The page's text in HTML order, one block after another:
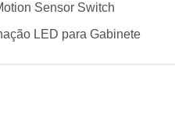
Sensor Switch
LED para Gabinete